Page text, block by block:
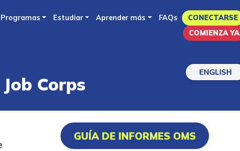
to
Programas Estudiar Aprender más FAQs
CONECTARSE
COMIENZA YA
ENGLISH
Corps
GUÍA DE INFORMES OMS